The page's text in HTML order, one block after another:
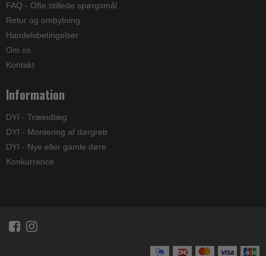
FAQ - Ofte stillede spørgsmål
Retur og ombytning
Handelsbetingelser
Om os
Kontakt
Information
DYI - Træindlæg
DYI - Montering af dørgreb
DYI - Nye eller gamle døre
Konkurrence